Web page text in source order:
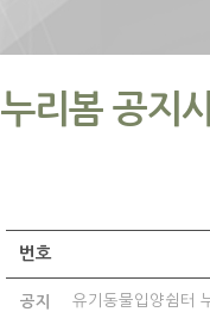
누리봄 공지
번호
공지 유기동물입양쉼터